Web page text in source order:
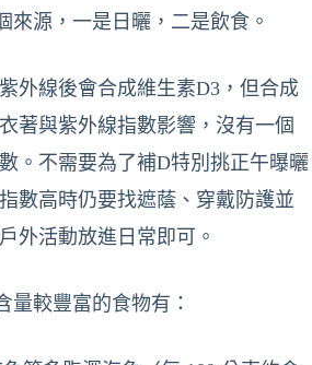
來源，一是日曬，二是飲食。
外線後會合成維生素D3，但合成
著與紫外線指數影響，沒有一個
。不需要為了補D特別挑正午曝曬
數高時仍要找遮蔭、穿戴防護並
外活動放進日常即可。
量較豐富的食物有：